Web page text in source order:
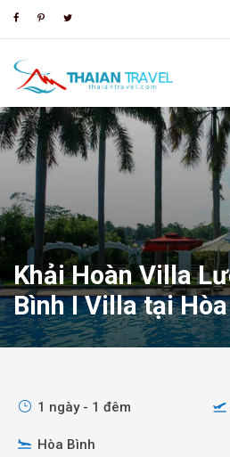
Khải Hoàn Villa
Bình I Villa tại
1 ngày - 1 đêm
Hòa Bình